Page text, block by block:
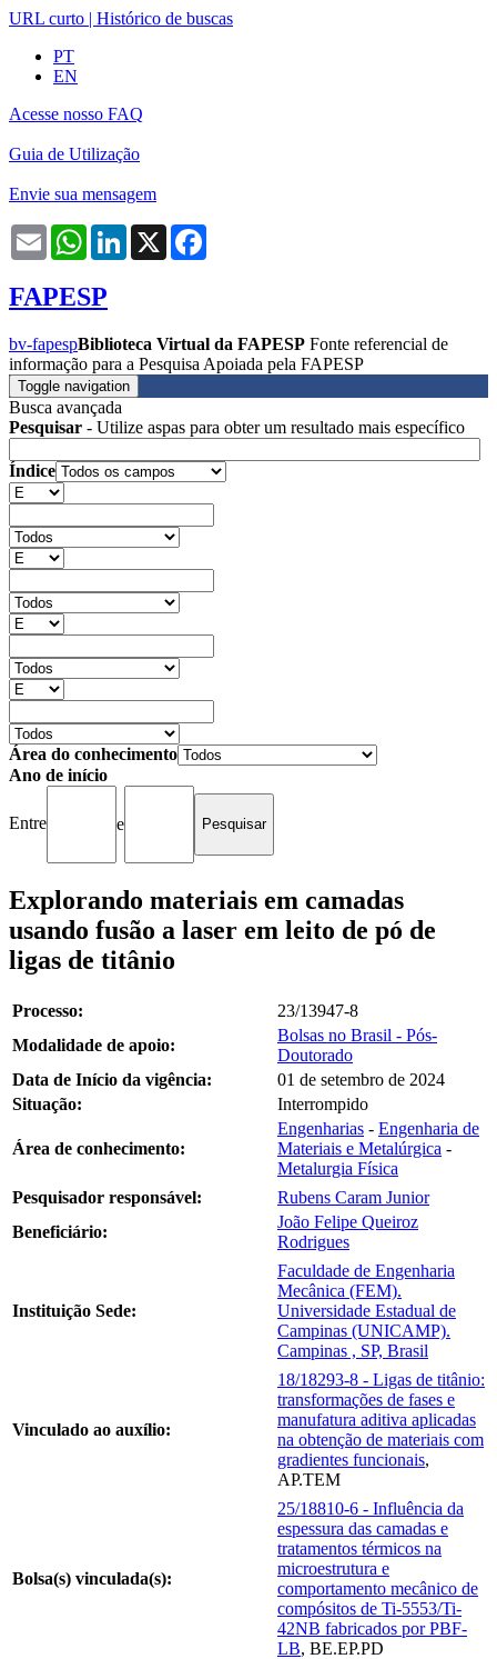
URL curto | Histórico de buscas
PT
EN
Acesse nosso FAQ
Guia de Utilização
Envie sua mensagem
Email WhatsAppLinkedIn
X
FAPESP
bv-fapespBiblioteca Virtual da FAPESP Fonte referencial de
informação para a Pesquisa Apoiada pela FAPESP
Toggle navigation
Busca avançada
Pesquisar - Utilize aspas para obter um resultado mais específico
Índice
Área do conhecimento
Ano de início
Entre e
Explorando materiais em camadas
usando fusão a laser em leito de pó de
ligas de titânio
Processo:
23/13947-8
Modalidade de apoio:
Bolsas no Brasil - Pós-
Doutorado
Data de Início da vigência:
01 de setembro de 2024
Situação:
Interrompido
Área de conhecimento:
Engenharias - Engenharia de
Materiais e Metalúrgica -
Metalurgia Física
Pesquisador responsável:
Rubens Caram Junior
Beneficiário:
João Felipe Queiroz
Rodrigues
Instituição Sede:
Faculdade de Engenharia
Mecânica (FEM).
Universidade Estadual de
Campinas (UNICAMP).
Campinas , SP, Brasil
Vinculado ao auxílio:
18/18293-8 - Ligas de titânio:
transformações de fases e
manufatura aditiva aplicadas
na obtenção de materiais com
gradientes funcionais,
AP.TEM
Bolsa(s) vinculada(s):
25/18810-6 - Influência da
espessura das camadas e
tratamentos térmicos na
microestrutura e
comportamento mecânico de
compósitos de Ti-5553/Ti-
42NB fabricados por PBF-
LB, BE.EP.PD